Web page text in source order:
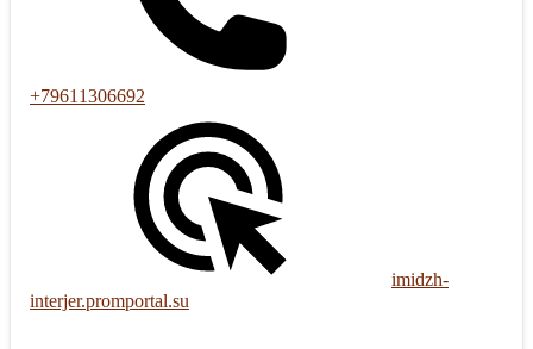
+79611306692
imidzh-
interjer.promportal.su